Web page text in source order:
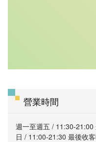
營業時間
週一至週五 / 11:30-
日 / 11:00-21:30 最後收